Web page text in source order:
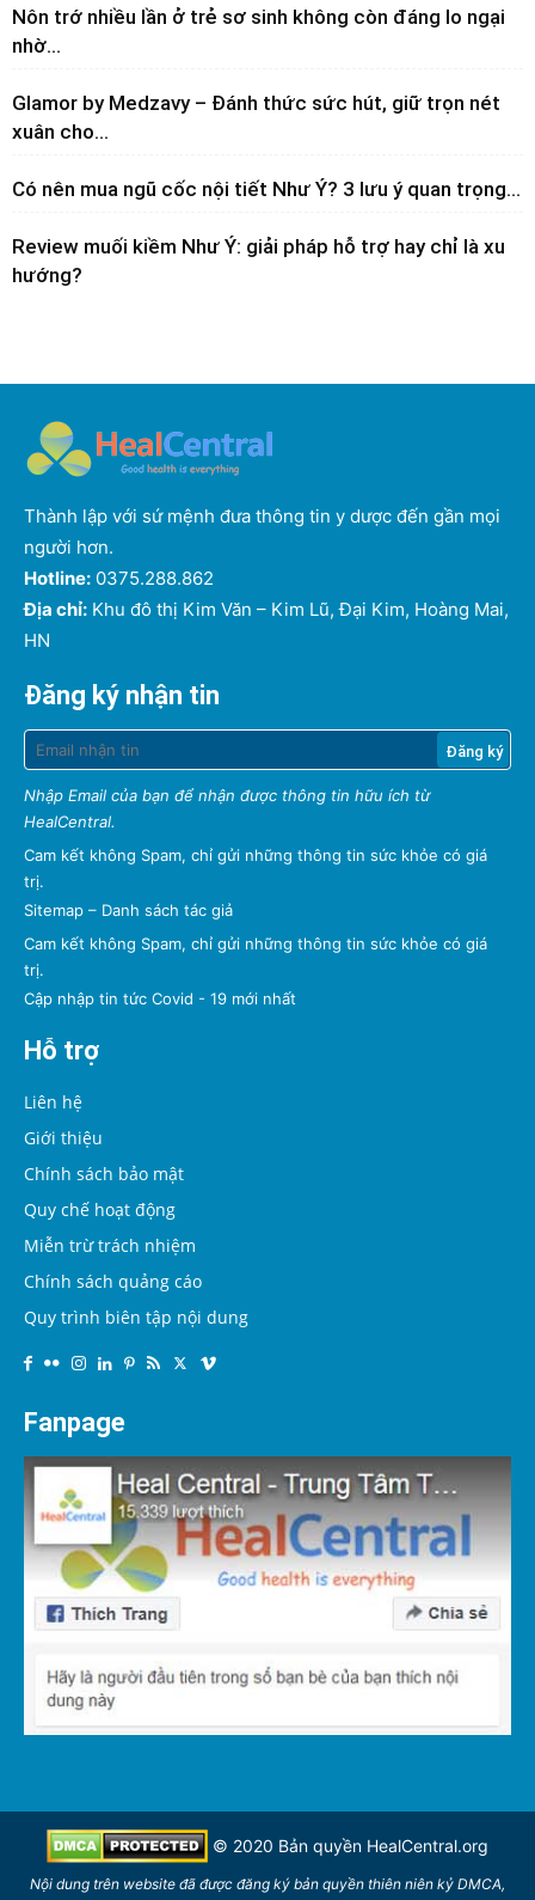
Nôn trớ nhiều lần ở trẻ sơ sinh không còn đáng lo ngại
nhờ...
Glamor by Medzavy – Đánh thức sức hút, giữ trọn nét
xuân cho...
Có nên mua ngũ cốc nội tiết Như Ý? 3 lưu ý quan trọng...
Review muối kiềm Như Ý: giải pháp hỗ trợ hay chỉ là xu
hướng?
Thành lập với sứ mệnh đưa thông tin y dược đến gần mọi
người hơn.
Hotline: 0375.288.862
Địa chỉ: Khu đô thị Kim Văn – Kim Lũ, Đại Kim, Hoàng Mai,
HN
Đăng ký nhận tin
Nhập Email của bạn để nhận được thông tin hữu ích từ
HealCentral.
Cam kết không Spam, chỉ gửi những thông tin sức khỏe có giá
trị.
Sitemap – Danh sách tác giả
Cam kết không Spam, chỉ gửi những thông tin sức khỏe có giá
trị.
Cập nhập tin tức Covid - 19 mới nhất
Hỗ trợ
Liên hệ
Giới thiệu
Chính sách bảo mật
Quy chế hoạt động
Miễn trừ trách nhiệm
Chính sách quảng cáo
Quy trình biên tập nội dung
Fanpage
© 2020 Bản quyền HealCentral.org
Nội dung trên website đã được đăng ký bản quyền thiên niên kỷ DMCA,